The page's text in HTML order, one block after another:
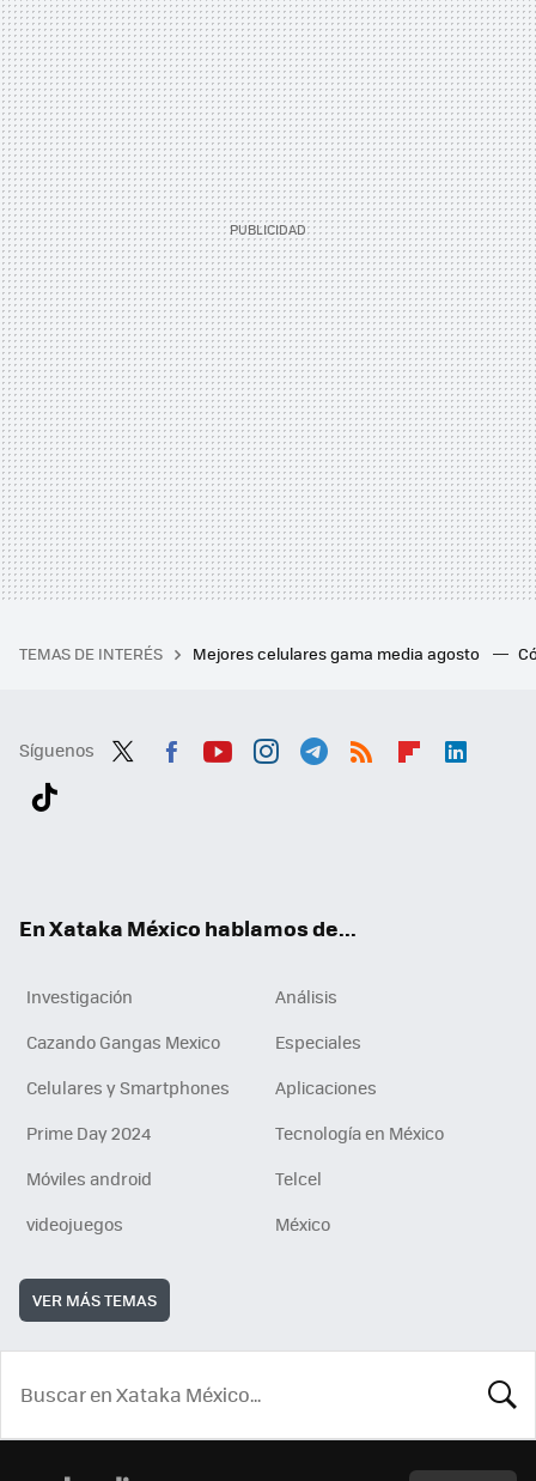
TEMAS DE INTERÉS Mejores celulares gama media agosto
Síguenos
En Xataka México hablamos de...
Investigación
Análisis
Cazando Gangas Mexico
Especiales
Celulares y Smartphones
Aplicaciones
Prime Day 2024
Tecnología en México
Móviles android
Telcel
videojuegos
México
VER MÁS TEMAS